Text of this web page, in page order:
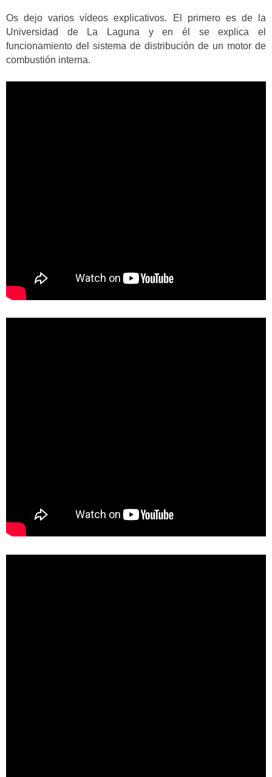
Os dejo varios vídeos explicativos. El primero es de la
Universidad de La Laguna y en él se explica el
funcionamiento del sistema de distribución de un motor de
combustión interna.